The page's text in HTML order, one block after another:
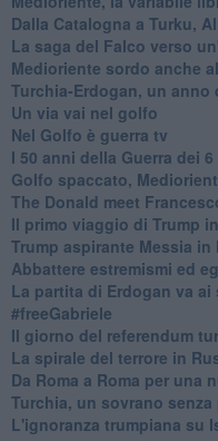
Dalla Catalogna a Turku,
La saga del Falco verso
Medioriente sordo anche
Turchia-Erdogan, un anno
Un via vai nel golfo
Nel Golfo è guerra tv
I 50 anni della Guerra dei
Golfo spaccato,
The Donald meet
Il primo viaggio di Trump
Trump aspirante Messia in
Abbattere estremismi ed
La partita di Erdogan va ai
#freeGabriele
Il giorno del referendum
La spirale del terrore in
Da Roma a Roma per una
Turchia, un sovrano senza
L'ignoranza trumpiana su